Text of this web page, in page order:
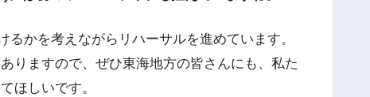
かを考えながらリハーサルを進めています。
りますので、ぜひ東海地方の皆さんにも、私た
ほしいです。